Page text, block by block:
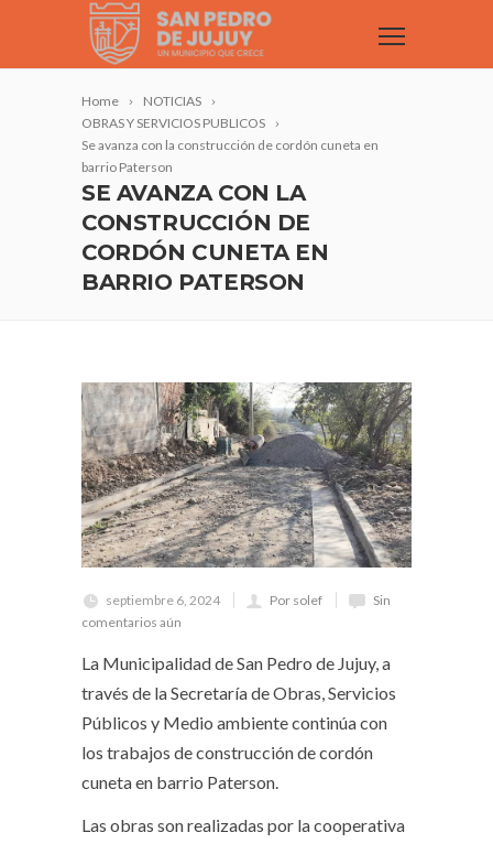
Home
NOTICIAS
OBRAS Y SERVICIOS PUBLICOS
Se avanza con la construcción de cordón cuneta en
barrio Paterson
SE AVANZA CON LA
CONSTRUCCIÓN DE
CORDÓN CUNETA EN
BARRIO PATERSON
septiembre 6, 2024 Por solef
Sin
comentarios aún
La Municipalidad de San Pedro de Jujuy, a
través de la Secretaría de Obras, Servicios
Públicos y Medio ambiente continúa con
los trabajos de construcción de cordón
cuneta en barrio Paterson.
Las obras son realizadas por la cooperativa